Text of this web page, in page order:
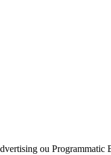
ou Programmatic